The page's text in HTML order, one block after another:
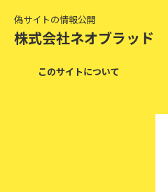
偽サイトの情報公開
株式会社ネオブラッド
このサイトについて